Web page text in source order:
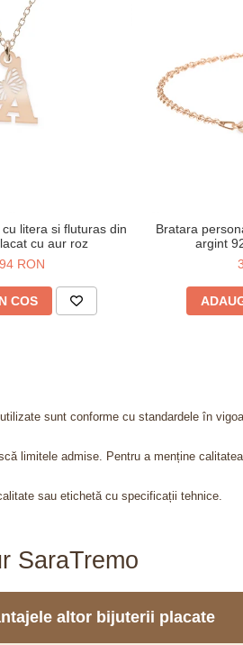
litera si fluturas din
cu aur roz
RON
COS
Bratara
argint
sunt conforme cu standardele în
limitele admise. Pentru a menține
sau etichetă cu specificații tehnice.
SaraTremo
altor bijuterii placate